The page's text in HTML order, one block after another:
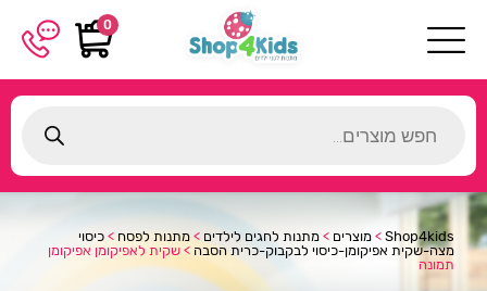
0
search
Shop4kids
> מוצרים > מתנות לחגים לילדים > מתנות לפסח > כיסוי
מצה-שקית אפיקומן-כיסוי לבקבוק-כרית הסבה > שקית לאפיקומן אפיקומן
תמונה